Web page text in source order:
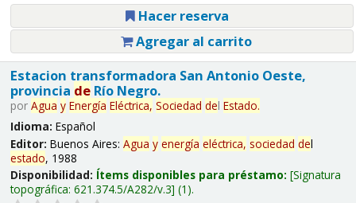
Hacer reserva
Agregar al carrito
Estacion transformadora San Antonio Oeste,
provincia deRío Negro.
por Agua y Energía Eléctrica, Sociedad del Estado.
Idioma: Español
Editor: Buenos Aires: Agua y energía eléctrica, sociedad del
estado, 1988
Disponibilidad: Ítems disponibles para préstamo: Signatura
topográfica: 621.374.5/A282/v.3 (1).